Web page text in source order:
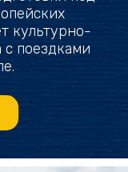
культурно-
с поездками